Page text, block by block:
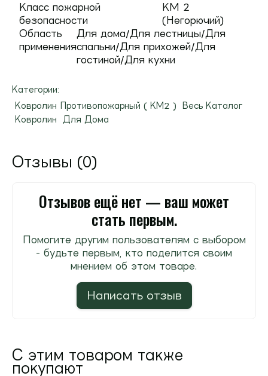
Класс пожарной
безопасности
КМ 2
(Негорючий)
Область
применения
Для дома/Для лестницы/Для
спальни/Для прихожей/Для
гостиной/Для кухни
Категории:
Ковролин Противопожарный ( КМ2 )
Весь Каталог
Ковролин
Для Дома
Отзывы (0)
Отзывов ещё нет — ваш может
стать первым.
Помогите другим пользователям с выбором
- будьте первым, кто поделится своим
мнением об этом товаре.
Написать отзыв
С этим товаром также
покупают